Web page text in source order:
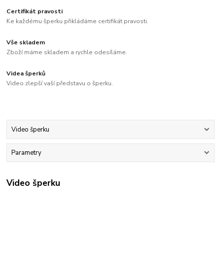
Certifikát pravosti
Ke každému šperku přikládáme certifikát pravosti.
Vše skladem
Zboží máme skladem a rychle odesíláme.
Videa šperků
Video zlepší vaší představu o šperku.
Video šperku
Parametry
Video šperku